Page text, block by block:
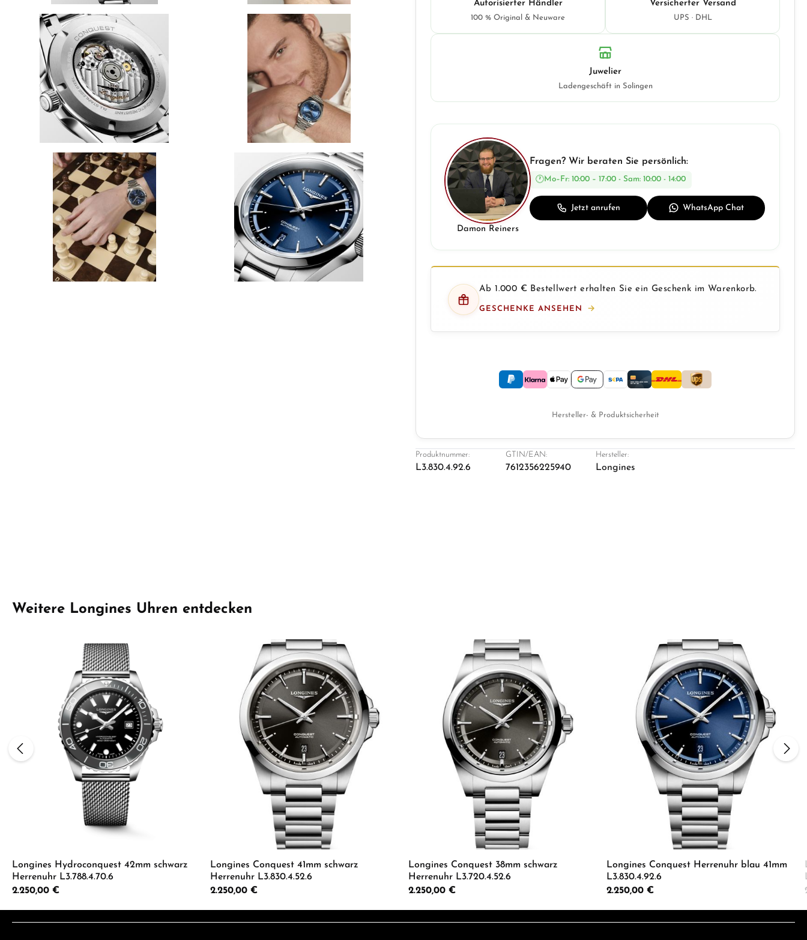
Autorisierter Händler
100 % Original & Neuware
Versicherter Versand
UPS · DHL
Juwelier
Ladengeschäft in Solingen
Damon Reiners
Fragen? Wir beraten Sie persönlich:
Mo–Fr: 10:00 – 17:00 - Sam: 10:00 - 14:00
Jetzt anrufen WhatsApp Chat
Ab 1.000 € Bestellwert erhalten Sie ein Geschenk im Warenkorb.
GESCHENKE ANSEHEN
Hersteller- & Produktsicherheit
Produktnummer:
L3.830.4.92.6
GTIN/EAN:
7612356225940
Hersteller:
Longines
Produktgalerie überspringen
Weitere Longines Uhren entdecken
Longines Hydroconquest 42mm schwarz
Herrenuhr L3.788.4.70.6
Regulärer Preis:
2.250,00 €
Longines Conquest 41mm schwarz
Herrenuhr L3.830.4.52.6
Regulärer Preis:
2.250,00 €
Longines Conquest 38mm schwarz
Herrenuhr L3.720.4.52.6
Regulärer Preis:
2.250,00 €
Longines Conquest Herrenuhr blau 41mm
L3.830.4.92.6
Regulärer Preis:
2.250,00 €